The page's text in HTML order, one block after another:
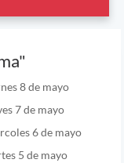
8 de mayo
7 de mayo
6 de mayo
5 de mayo